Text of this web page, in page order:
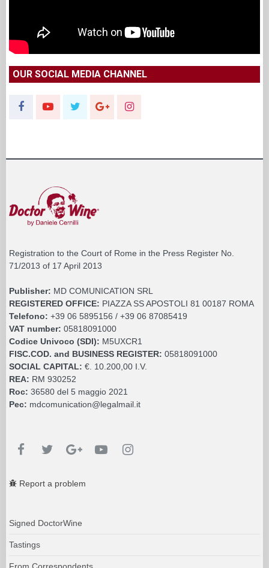
OUR SOCIAL MEDIA CHANNEL
Registration to the Court of Rome in the Press Register No.
71/2013 of 17 April 2013
Publisher: MD COMUNICATION SRL
REGISTERED OFFICE: PIAZZA SS APOSTOLI 81 00187 ROMA
Telefono: +39 06 5895156 / +39 06 87085419
VAT number: 05818091000
Codice Univoco (SDI): M5UXCR1
FISC.COD. and BUSINESS REGISTER: 05818091000
SOCIAL CAPITAL: €. 10.200,00 I.V.
REA: RM 930252
Roc: 36580 del 5 maggio 2021
Pec: mdcomunication@legalmail.it
Report a problem
Signed DoctorWine
Tastings
From Correspondents